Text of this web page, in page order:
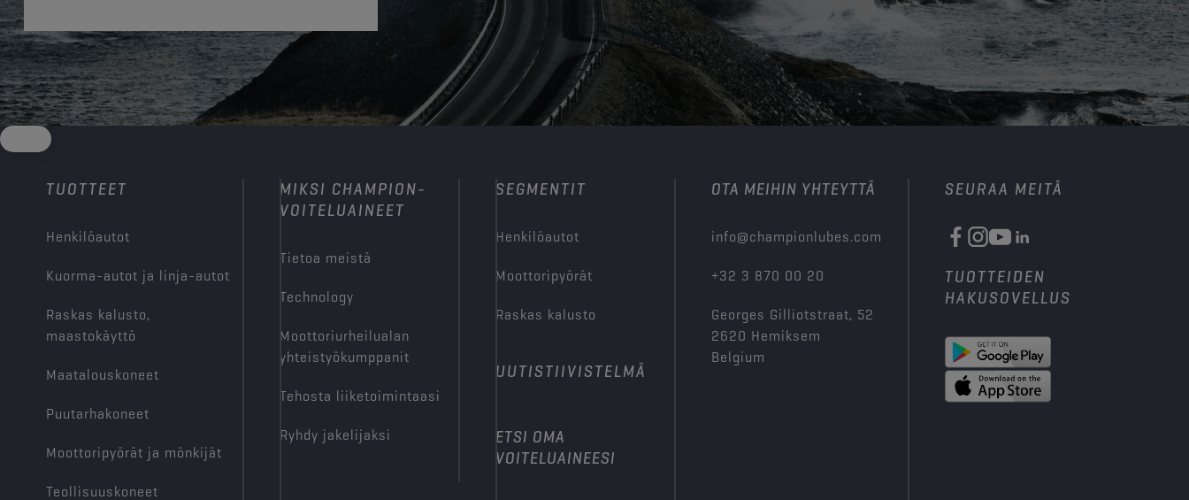
TUOTTEET
Henkilöautot
Kuorma-autot ja linja-autot
Raskas kalusto,
maastokäyttö
Maatalouskoneet
Puutarhakoneet
Moottoripyörät ja mönkijät
Teollisuuskoneet
MIKSI CHAMPION-
VOITELUAINEET
Tietoa meistä
Technology
Moottoriurheilualan
yhteistyökumppanit
Tehosta liiketoimintaasi
Ryhdy jakelijaksi
SEGMENTIT
Henkilöautot
Moottoripyörät
Raskas kalusto
UUTISTIIVISTELMÄ
ETSI OMA
VOITELUAINEESI
OTA MEIHIN YHTEYTTÄ
info@championlubes.com
+32 3 870 00 20
Georges Gilliotstraat, 52
2620 Hemiksem
Belgium
SEURAA MEITÄ
TUOTTEIDEN
HAKUSOVELLUS